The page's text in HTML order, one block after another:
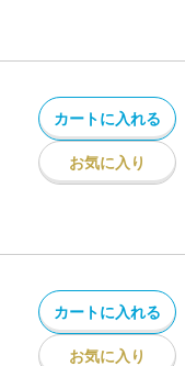
カートに入れる
お気に入り
カートに入れる
お気に入り